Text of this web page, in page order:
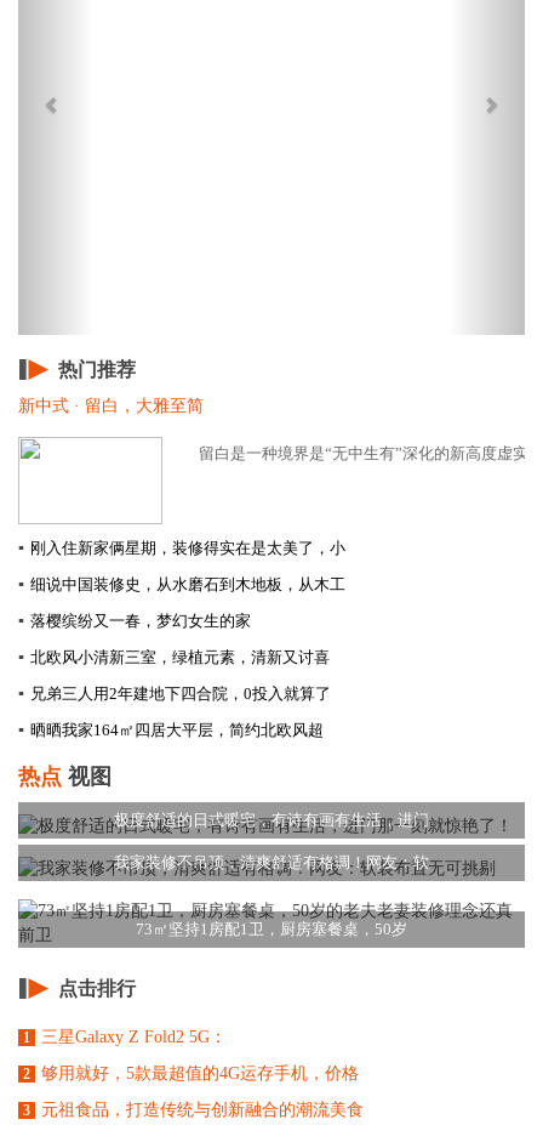
热门推荐
新中式 · 留白，大雅至简
留白是一种境界是“无中生有”深化的新高度虚实
▪ 刚入住新家俩星期，装修得实在是太美了，小
▪ 细说中国装修史，从水磨石到木地板，从木工
▪ 落樱缤纷又一春，梦幻女生的家
▪ 北欧风小清新三室，绿植元素，清新又讨喜
▪ 兄弟三人用2年建地下四合院，0投入就算了
▪ 晒晒我家164㎡四居大平层，简约北欧风超
热点 视图
极度舒适的日式暖宅，有诗有画有生活，进门
我家装修不吊顶，清爽舒适有格调！网友：软
73㎡坚持1房配1卫，厨房塞餐桌，50岁
点击排行
1 三星Galaxy Z Fold2 5G：
2 够用就好，5款最超值的4G运存手机，价格
3 元祖食品，打造传统与创新融合的潮流美食